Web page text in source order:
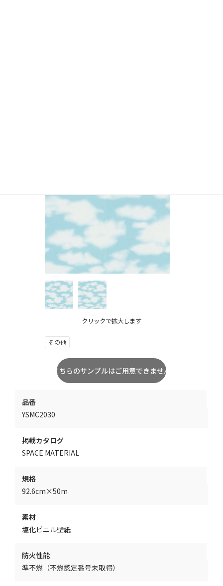
クリックで拡大します
その他
品番
YSMC2030
掲載カタログ
SPACE MATERIAL
規格
92.6cm×50m
素材
塩化ビニル壁紙
防火性能
準不燃（不燃認定番号未取得）